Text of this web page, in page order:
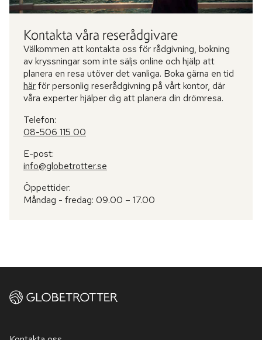
Kontakta våra reserådgivare
Välkommen att kontakta oss för rådgivning, bokning
av kryssningar som inte säljs online och hjälp att
planera en resa utöver det vanliga. Boka gärna en tid
härför personlig reserådgivning på vårt kontor, där
våra experter hjälper dig att planera din drömresa.
Telefon:
08-506 115 00
E-post:
info@globetrotter.se
Öppettider:
Måndag - fredag: 09.00 – 17.00